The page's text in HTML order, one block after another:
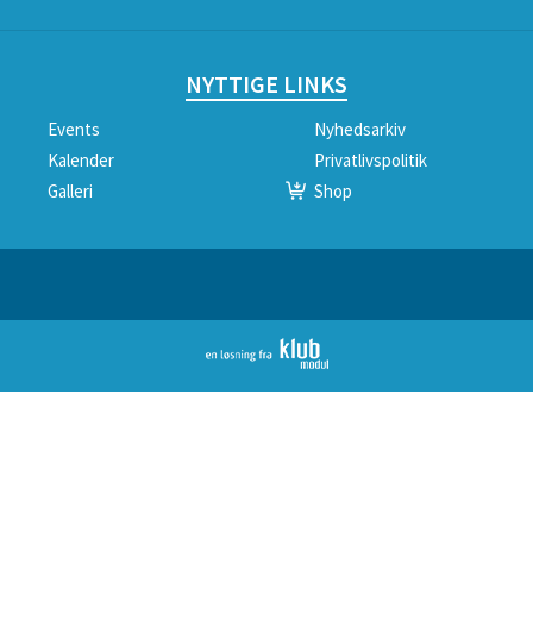
NYTTIGE LINKS
Events
Nyhedsarkiv
Kalender
Privatlivspolitik
Galleri
Shop